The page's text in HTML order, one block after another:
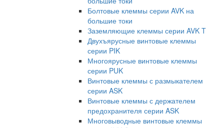
Болтовые клеммы серии AVK на
большие токи
Заземляющие клеммы серии AVK T
Двухъярусные винтовые клеммы
серии PIK
Многоярусные винтовые клеммы
серии PUK
Винтовые клеммы с размыкателем
серии ASK
Винтовые клеммы с держателем
предохранителя серии ASK
Многовыводные винтовые клеммы